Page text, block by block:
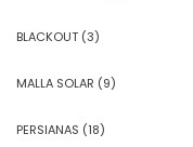
BLACKOUT (3)
MALLA SOLAR (9)
PERSIANAS (18)